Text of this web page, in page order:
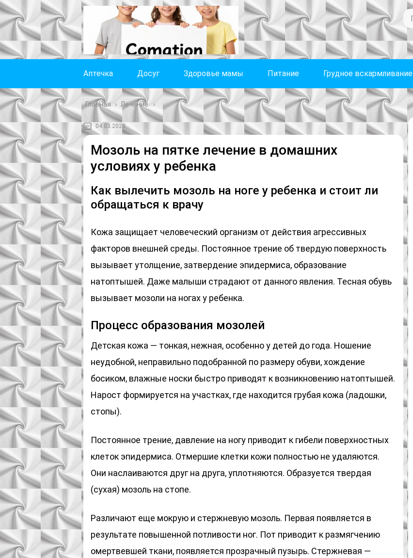
Аптечка Досуг Здоровье мамы Питание Грудное вскармливание
Главная › Лечение
04.03.2020
Мозоль на пятке лечение в домашних
условиях у ребенка
Как вылечить мозоль на ноге у ребенка и стоит ли
обращаться к врачу
Кожа защищает человеческий организм от действия агрессивных
факторов внешней среды. Постоянное трение об твердую поверхность
вызывает утолщение, затвердение эпидермиса, образование
натоптышей. Даже малыши страдают от данного явления. Тесная обувь
вызывает мозоли на ногах у ребенка.
Процесс образования мозолей
Детская кожа — тонкая, нежная, особенно у детей до года. Ношение
неудобной, неправильно подобранной по размеру обуви, хождение
босиком, влажные носки быстро приводят к возникновению натоптышей.
Нарост формируется на участках, где находится грубая кожа (ладошки,
стопы).
Постоянное трение, давление на ногу приводит к гибели поверхностных
клеток эпидермиса. Отмершие клетки кожи полностью не удаляются.
Они наслаиваются друг на друга, уплотняются. Образуется твердая
(сухая) мозоль на стопе.
Различают еще мокрую и стержневую мозоль. Первая появляется в
результате повышенной потливости ног. Пот приводит к размягчению
омертвевшей ткани, появляется прозрачный пузырь. Стержневая —